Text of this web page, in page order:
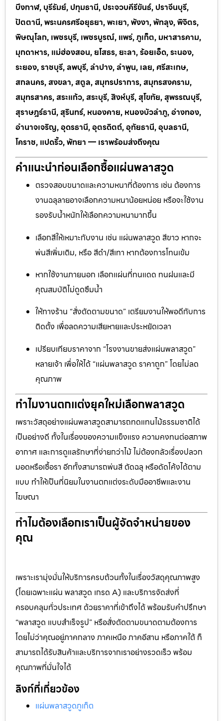
บึงกาฬ, บุรีรัมย์, ปทุมธานี, ประจวบคีรีขันธ์, ปราจีนบุรี,
ปัตตานี, พระนครศรีอยุธยา, พะเยา, พังงา, พัทลุง, พิจิตร,
พิษณุโลก, เพชรบุรี, เพชรบูรณ์, แพร่, ภูเก็ต, มหาสารคาม,
มุกดาหาร, แม่ฮ่องสอน, ยโสธร, ยะลา, ร้อยเอ็ด, ระนอง,
ระยอง, ราชบุรี, ลพบุรี, ลำปาง, ลำพูน, เลย, ศรีสะเกษ,
สกลนคร, สงขลา, สตูล, สมุทรปราการ, สมุทรสงคราม,
สมุทรสาคร, สระแก้ว, สระบุรี, สิงห์บุรี, สุโขทัย, สุพรรณบุรี,
สุราษฎร์ธานี, สุรินทร์, หนองคาย, หนองบัวลำภู, อ่างทอง,
อำนาจเจริญ, อุดรธานี, อุตรดิตถ์, อุทัยธานี, อุบลธานี,
โคราช, แปดริ้ว, พัทยา — เราพร้อมส่งถึงคุณ
คำแนะนำก่อนเลือกซื้อแผ่นพลาสวูด
ตรวจสอบขนาดและความหนาที่ต้องการ เช่น ต้องการ
งานฉลุลายอาจเลือกความหนาน้อยหน่อย หรือจะใช้งาน
รองรับน้ำหนักให้เลือกความหนามากขึ้น
เลือกสีให้เหมาะกับงาน เช่น แผ่นพลาสวูด สีขาว หากจะ
พ่นสีเพิ่มเติม, หรือ สีดำ/สีเทา หากต้องการโทนเข้ม
หากใช้งานภายนอก เลือกแผ่นที่ทนแดด ทนฝนและมี
คุณสมบัติไม่ดูดซึมน้ำ
ให้ทางร้าน “สั่งตัดตามขนาด” เตรียมงานให้พอดีกับการ
ติดตั้ง เพื่อลดความเสียหายและประหยัดเวลา
เปรียบเทียบราคาจาก “โรงงานขายส่งแผ่นพลาสวูด”
หลายเจ้า เพื่อให้ได้ “แผ่นพลาสวูด ราคาถูก” โดยไม่ลด
คุณภาพ
ทำไมงานตกแต่งยุคใหม่เลือกพลาสวูด
เพราะวัสดุอย่างแผ่นพลาสวูดสามารถทดแทนไม้ธรรมชาติได้
เป็นอย่างดี ทั้งในเรื่องของความแข็งแรง ความคงทนต่อสภาพ
อากาศ และการดูแลรักษาที่ง่ายกว่าไม้ ไม่ต้องกลัวเรื่องปลวก
มอดหรือเชื้อรา อีกทั้งสามารถพ่นสี ตัดฉลุ หรือดัดโค้งได้ตาม
แบบ ทำให้เป็นที่นิยมในงานตกแต่งระดับมืออาชีพและงาน
โฆษณา
ทำไมต้องเลือกเราเป็นผู้จัดจำหน่ายของ
คุณ
เพราะเรามุ่งมั่นให้บริการครบถ้วนทั้งในเรื่องวัสดุคุณภาพสูง
(โดยเฉพาะแผ่น พลาสวูด เกรด A) และบริการจัดส่งที่
ครอบคลุมทั่วประเทศ ด้วยราคาที่เข้าถึงได้ พร้อมรับคำปรึกษา
“พลาสวูด แบบสำเร็จรูป” หรือสั่งตัดตามขนาดตามต้องการ
โดยไม่ว่าคุณอยู่ภาคกลาง ภาคเหนือ ภาคอีสาน หรือภาคใต้ ก็
สามารถได้รับสินค้าและบริการจากเราอย่างรวดเร็ว พร้อม
คุณภาพที่มั่นใจได้
ลิงก์ที่เกี่ยวข้อง
แผ่นพลาสวูดภูเก็ต